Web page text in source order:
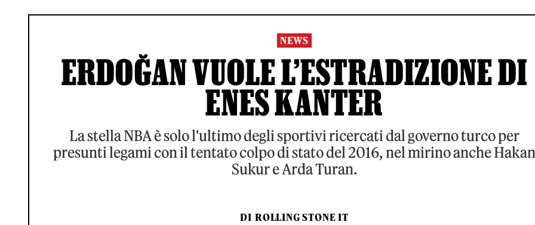
NEWS
ERDOĞAN VUOLE L’ESTRADIZIONE DI
ENES KANTER
La stella NBA è solo l'ultimo degli sportivi ricercati dal governo turco per
presunti legami con il tentato colpo di stato del 2016, nel mirino anche Hakan
Sukur e Arda Turan.
DI ROLLING STONE IT